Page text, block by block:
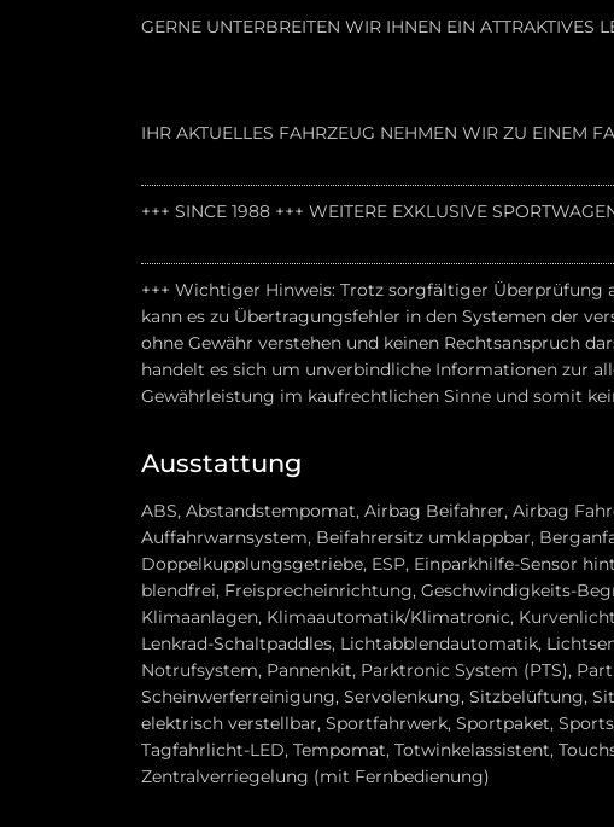
GERNE UNTERBREITEN WIR IHNEN EIN ATTRAKTIVES
IHR AKTUELLES FAHRZEUG NEHMEN WIR ZU EINEM
+++ SINCE 1988 +++ WEITERE EXKLUSIVE
+++ Wichtiger Hinweis: Trotz sorgfältiger Überprüfung
kann es zu Übertragungsfehler in den Systemen der
ohne Gewähr verstehen und keinen Rechtsanspruch
handelt es sich um unverbindliche Informationen zur
Gewährleistung im kaufrechtlichen Sinne und somit
Ausstattung
ABS, Abstandstempomat, Airbag Beifahrer, Airbag
Auffahrwarnsystem, Beifahrersitz umklappbar,
Doppelkupplungsgetriebe, ESP, Einparkhilfe-Sensor
blendfrei, Freisprecheinrichtung, Geschwindigkeits-
Klimaanlagen, Klimaautomatik/Klimatronic,
Lenkrad-Schaltpaddles, Lichtabblendautomatik,
Notrufsystem, Pannenkit, Parktronic System (PTS),
Scheinwerferreinigung, Servolenkung, Sitzbelüftung,
elektrisch verstellbar, Sportfahrwerk, Sportpaket,
Tagfahrlicht-LED, Tempomat, Totwinkelassistent,
Zentralverriegelung (mit Fernbedienung)